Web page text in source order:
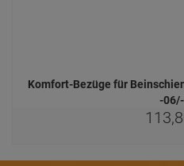
Komfort-Bezüge für
-
113,